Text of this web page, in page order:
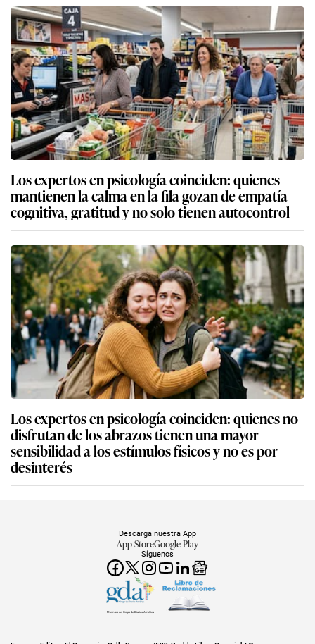
Los expertos en psicología coinciden: quienes
mantienen la calma en la fila gozan de empatía
cognitiva, gratitud y no solo tienen autocontrol
Los expertos en psicología coinciden: quienes no
disfrutan de los abrazos tienen una mayor
sensibilidad a los estímulos físicos y no es por
desinterés
Síguenos
Descarga nuestra App
App StoreGoogle Play
Miembro del Grupo de Diarios América